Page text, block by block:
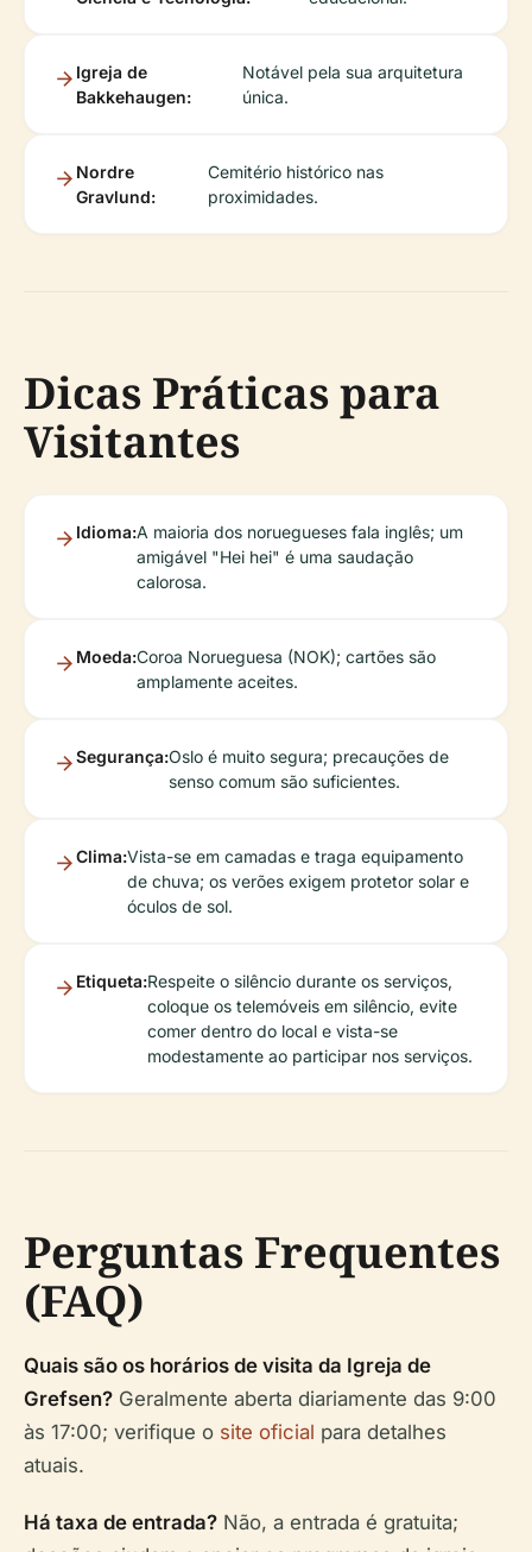
Igreja de
Bakkehaugen:
Notável pela sua arquitetura
única.
Nordre
Gravlund:
Cemitério histórico nas
proximidades.
Dicas Práticas para
Visitantes
Idioma:A maioria dos noruegueses fala inglês; um
amigável "Hei hei" é uma saudação
calorosa.
Moeda:Coroa Norueguesa (NOK); cartões são
amplamente aceites.
Segurança:Oslo é muito segura; precauções de
senso comum são suficientes.
Clima:Vista-se em camadas e traga equipamento
de chuva; os verões exigem protetor solar e
óculos de sol.
Etiqueta:Respeite o silêncio durante os serviços,
coloque os telemóveis em silêncio, evite
comer dentro do local e vista-se
modestamente ao participar nos serviços.
Perguntas Frequentes
(FAQ)
Quais são os horários de visita da Igreja de
Grefsen? Geralmente aberta diariamente das 9:00
às 17:00; verifique o site oficial para detalhes
atuais.
Há taxa de entrada? Não, a entrada é gratuita;